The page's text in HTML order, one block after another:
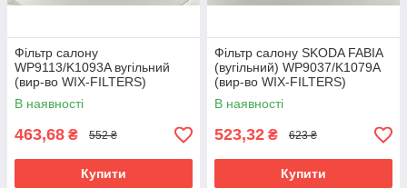
Фільтр салону
WP9113/K1093A вугільний
(вир-во WIX-FILTERS)
В наявності
463,68 ₴ 552 ₴
Купити
Фільтр салону SKODA FABIA
(вугільний) WP9037/K1079A
(вир-во WIX-FILTERS)
В наявності
523,32 ₴ 623 ₴
Купити